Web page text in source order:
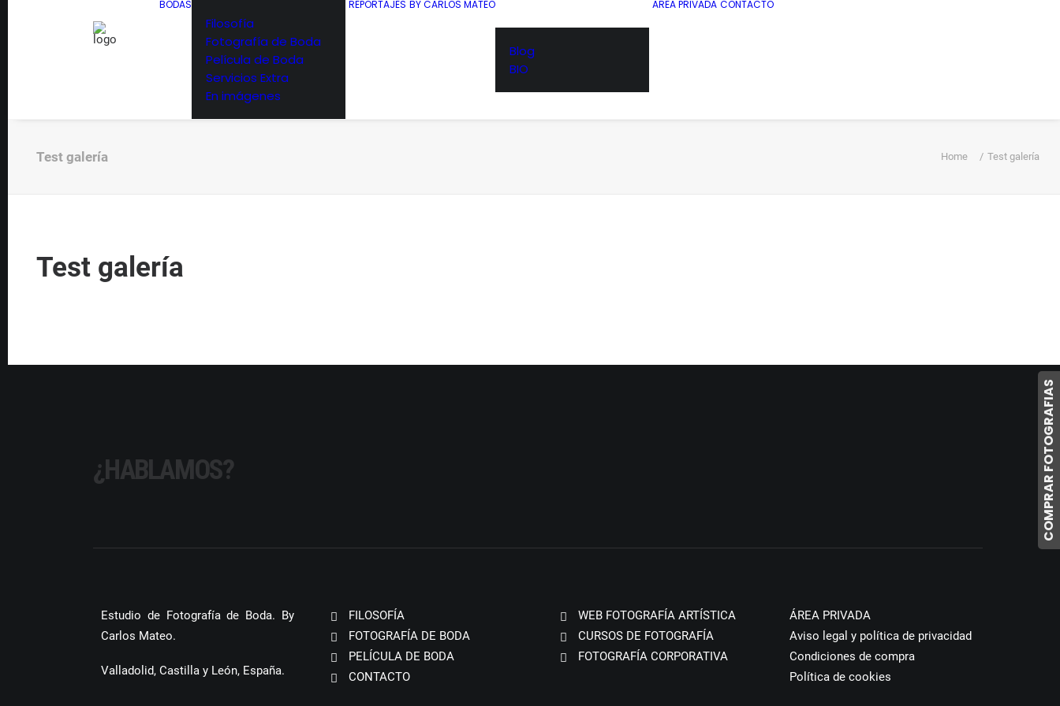
BODAS
Filosofía
Fotografía de Boda
Película de Boda
Servicios Extra
En imágenes
REPORTAJES BY CARLOS MATEO
Blog
BIO
AREA PRIVADA CONTACTO
Test galería Home Test galería
Test galería
¿HABLAMOS?
Estudio de Fotografía de Boda. By
Carlos Mateo.
Valladolid, Castilla y León, España.
FILOSOFÍA
FOTOGRAFÍA DE BODA
PELÍCULA DE BODA
CONTACTO
WEB FOTOGRAFÍA ARTÍSTICA
CURSOS DE FOTOGRAFÍA
FOTOGRAFÍA CORPORATIVA
ÁREA PRIVADA
Aviso legal y política de privacidad
Condiciones de compra
Política de cookies
COMPRAR FOTOGRAFIAS